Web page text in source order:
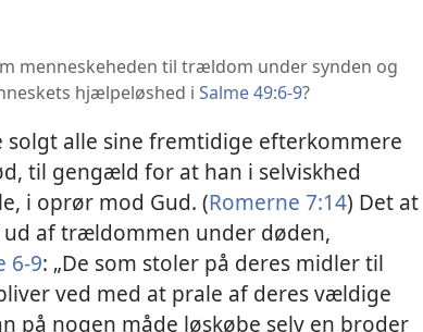
menneskeheden til trældom under synden og
hjælpeløshed i Salme 49:6-9?
solgt alle sine fremtidige efterkommere
til gengæld for at han i selviskhed
i oprør mod Gud. (Romerne 7:14) Det at
af trældommen under døden,
6-9: „De som stoler på deres midler til
ved med at prale af deres vældige
på nogen måde løskøbe selv en broder